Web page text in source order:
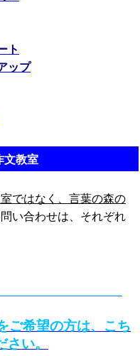
ト
ップ
文教室
ではなく、言葉の森の
い合わせは、それぞれ
ご希望の方は、こち
い。